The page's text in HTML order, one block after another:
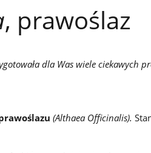
, prawoślaz
dla Was wiele ciekawych
(Althaea Officinalis).